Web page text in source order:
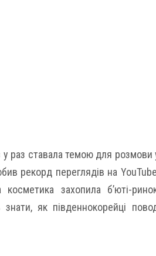
раз ставала темою для розмови
рекорд переглядів на
косметика захопила б’юті-
як південнокорейці